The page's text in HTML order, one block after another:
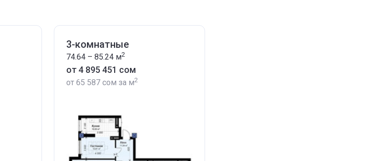
3-комнатные
74.64 – 85.24 м2
от ‍4 895 451 сом
от ‍65 587 сом за м2